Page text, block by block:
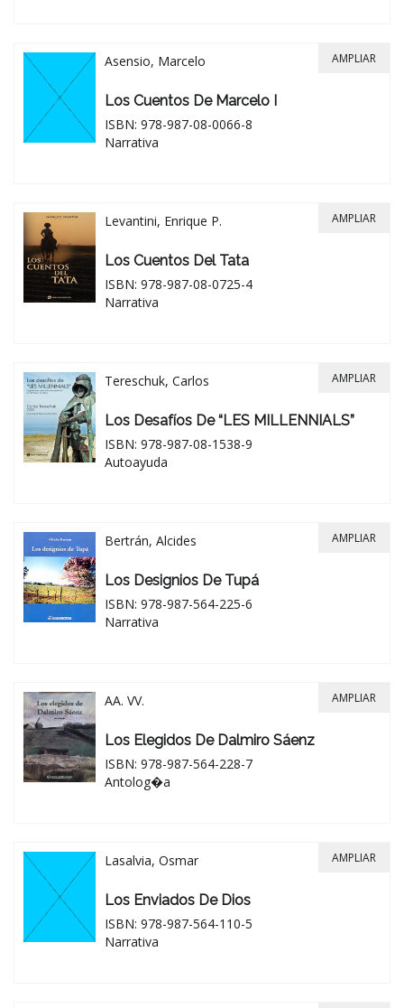
Asensio, Marcelo
Los Cuentos De Marcelo I
ISBN: 978-987-08-0066-8
Narrativa
AMPLIAR
Levantini, Enrique P.
Los Cuentos Del Tata
ISBN: 978-987-08-0725-4
Narrativa
AMPLIAR
Tereschuk, Carlos
Los Desafíos De “LES MILLENNIALS”
ISBN: 978-987-08-1538-9
Autoayuda
AMPLIAR
Bertrán, Alcides
Los Designios De Tupá
ISBN: 978-987-564-225-6
Narrativa
AMPLIAR
AA. VV.
Los Elegidos De Dalmiro Sáenz
ISBN: 978-987-564-228-7
Antolog�a
AMPLIAR
Lasalvia, Osmar
Los Enviados De Dios
ISBN: 978-987-564-110-5
Narrativa
AMPLIAR